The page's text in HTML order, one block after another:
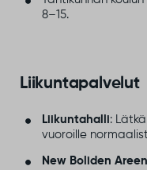
8–15.
Liikuntapalvelut
Liikuntahalli:
vuoroille
New Boliden